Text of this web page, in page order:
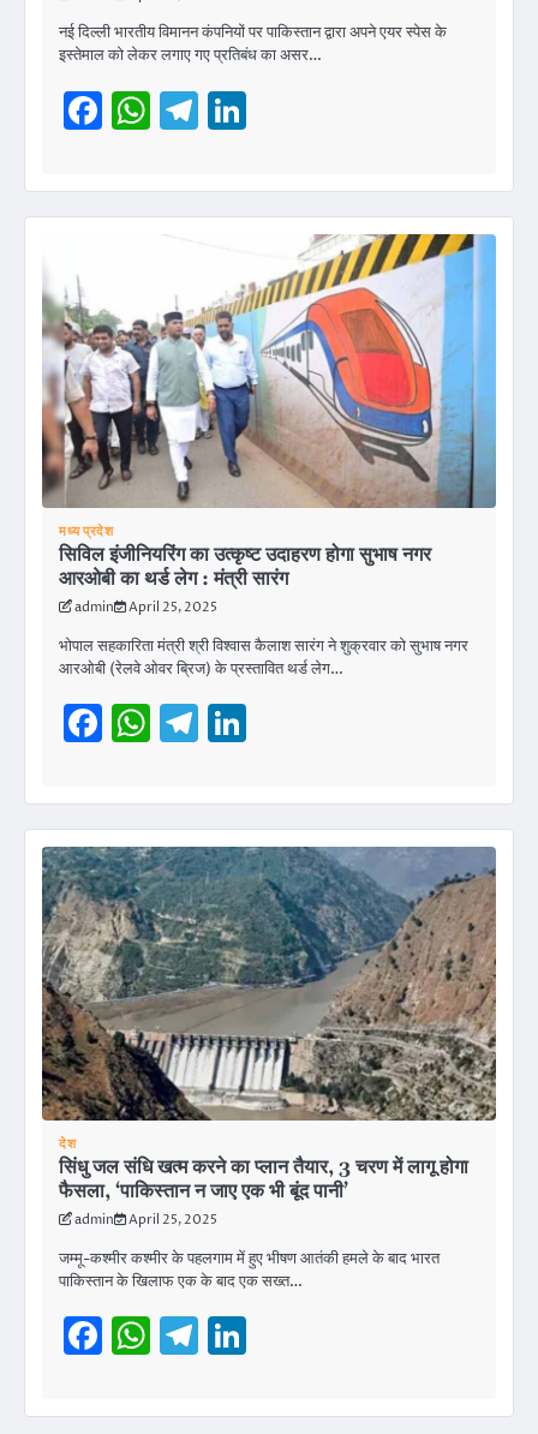
नई दिल्ली भारतीय विमानन कंपनियों पर पाकिस्तान द्वारा अपने एयर स्पेस के
इस्तेमाल को लेकर लगाए गए प्रतिबंध का असर…
Facebook
WhatsApp
Telegram
मध्य प्रदेश
सिविल इंजीनियरिंग का उत्कृष्ट उदाहरण होगा सुभाष नगर
आरओबी का थर्ड लेग : मंत्री सारंग
admin April 25, 2025
भोपाल सहकारिता मंत्री श्री विश्वास कैलाश सारंग ने शुक्रवार को सुभाष नगर
आरओबी (रेलवे ओवर ब्रिज) के प्रस्तावित थर्ड लेग…
Facebook
WhatsApp
Telegram
देश
सिंधु जल संधि खत्म करने का प्लान तैयार, 3 चरण में लागू होगा
फैसला, ‘पाकिस्तान न जाए एक भी बूंद पानी’
admin April 25, 2025
जम्मू-कश्मीर कश्मीर के पहलगाम में हुए भीषण आतंकी हमले के बाद भारत
पाकिस्तान के खिलाफ एक के बाद एक सख्त…
Facebook
WhatsApp
Telegram